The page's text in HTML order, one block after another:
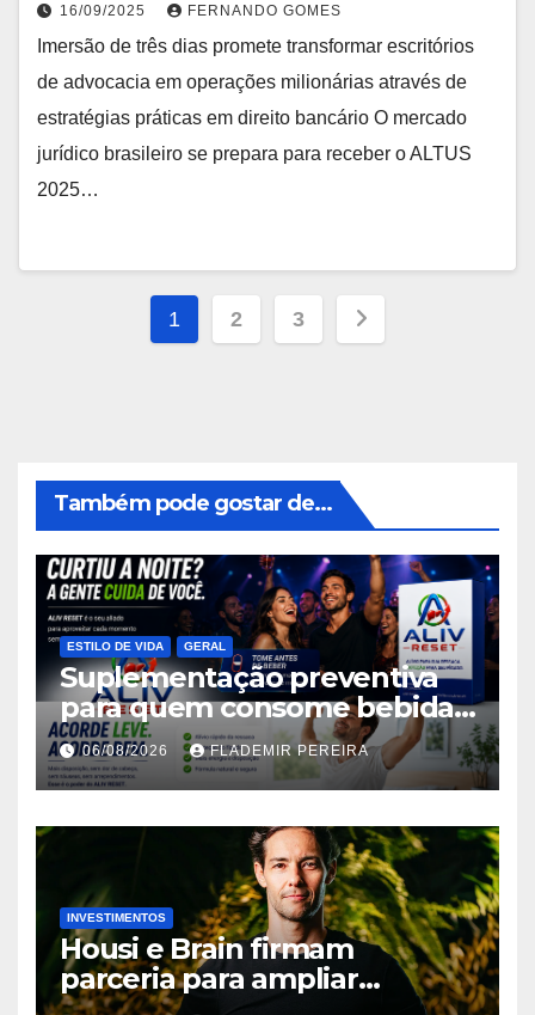
16/09/2025 FERNANDO GOMES
Imersão de três dias promete transformar escritórios
de advocacia em operações milionárias através de
estratégias práticas em direito bancário O mercado
jurídico brasileiro se prepara para receber o ALTUS
2025…
Navegação
1 2 3
Também pode gostar de...
ESTILO DE VIDA GERAL
Suplementação preventiva
para quem consome bebidas
alcoólicas ganha espaço no
mercado brasileiro
06/08/2026 FLADEMIR PEREIRA
INVESTIMENTOS
Housi e Brain firmam
parceria para ampliar